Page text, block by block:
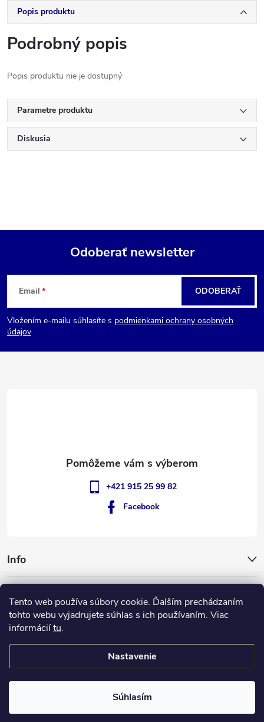
Tento web používa súbory cookie. Ďalším prechádzaním
tohto webu vyjadrujete súhlas s ich používaním. Viac
informáciítu.
Nastavenie
Súhlasím
Popis produktu
Podrobný popis
Popis produktu nie je dostupný
Parametre produktu
Diskusia
Z
á
p
Odoberať newsletter
Email
Vložením e-mailu súhlasíte s podmienkami ochrany osobných
údajov
ODOBERAŤ
Info
+421 915 25 99 82
Facebook
Copyright 2026GIGANT Slovakia. Všetky práva vyhradené.